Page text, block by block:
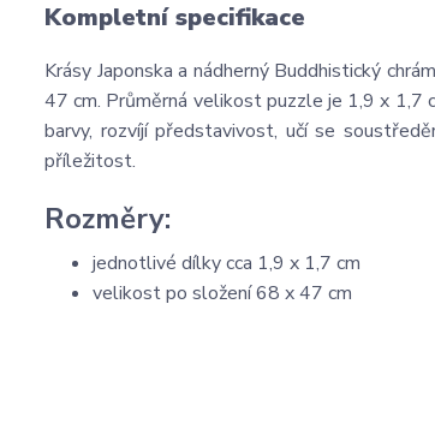
Kompletní specifikace
Krásy Japonska a nádherný Buddhistický
47 cm. Průměrná velikost puzzle je 1,9 x 1,7
barvy, rozvíjí představivost, učí se
příležitost.
Rozměry:
jednotlivé dílky cca 1,9 x 1,7 cm
velikost po složení 68 x 47 cm